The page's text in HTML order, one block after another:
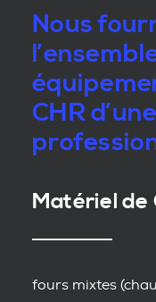
Nous
CHR
Matériel de
fours mixtes